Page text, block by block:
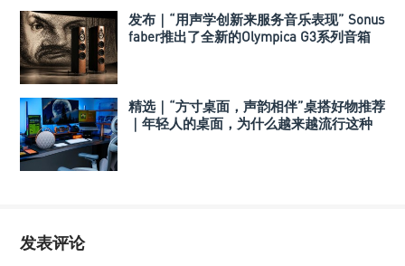
发布｜“用声学创新来服务音乐表现” Sonus
faber推出了全新的Olympica G3系列音箱
精选｜“方寸桌面，声韵相伴”桌搭好物推荐
｜年轻人的桌面，为什么越来越流行这种
发表评论